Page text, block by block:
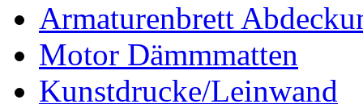
Armaturenbrett
Motor Dämmmatten
Kunstdrucke/Leinwand